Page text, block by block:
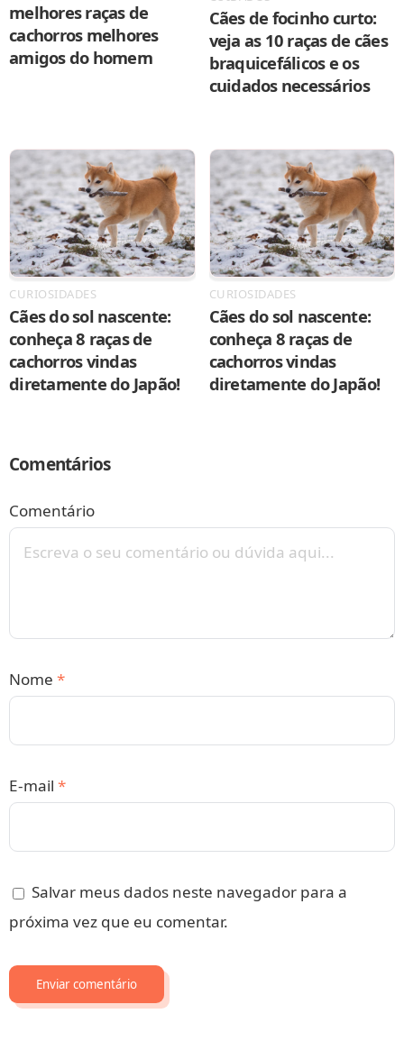
melhores raças de
cachorros melhores
amigos do homem
Cães de focinho curto:
veja as 10 raças de cães
braquicefálicos e os
cuidados necessários
CURIOSIDADES
Cães do sol nascente:
conheça 8 raças de
cachorros vindas
diretamente do Japão!
CURIOSIDADES
Cães do sol nascente:
conheça 8 raças de
cachorros vindas
diretamente do Japão!
Comentários
Comentário
Nome *
E-mail *
Salvar meus dados neste navegador para a
próxima vez que eu comentar.